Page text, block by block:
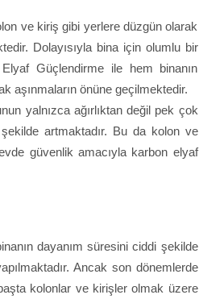
ve kiriş gibi yerlere düzgün olarak
Dolayısıyla bina için olumlu bir
Güçlendirme ile hem binanın
aşınmaların önüne geçilmektedir.
yalnızca ağırlıktan değil pek çok
artmaktadır. Bu da kolon ve
güvenlik amacıyla karbon elyaf
dayanım süresini ciddi şekilde
Ancak son dönemlerde
kolonlar ve kirişler olmak üzere